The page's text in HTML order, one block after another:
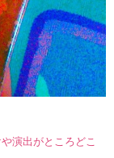
演出がところどこ